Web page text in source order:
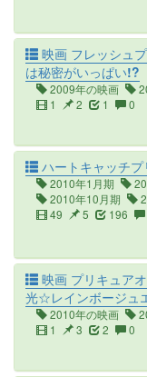
映画 フレッシュ
は秘密がいっぱい!?
2009年の映画
1
2 1 0
ハートキャッチ
2010年1月期
2010年10月期
49
5 196
映画 プリキュア
光☆レインボージュ
2010年の映画
1
3 2 0